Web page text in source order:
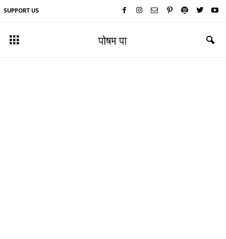
SUPPORT US